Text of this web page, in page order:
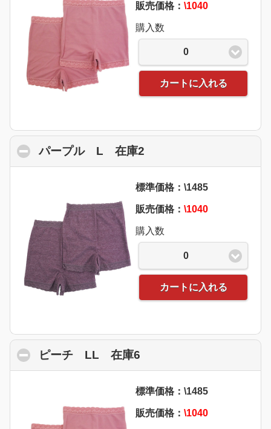
販売価格： \1040
購入数
0
カートに入れる
パープル L 在庫2
標準価格：\1485
販売価格： \1040
購入数
0
カートに入れる
ピーチ LL 在庫6
標準価格：\1485
販売価格： \1040